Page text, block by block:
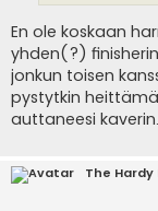
En ole koskaan
yhden(?)
jonkun toisen
pystytkin
auttaneesi kaverin.
The Hardy